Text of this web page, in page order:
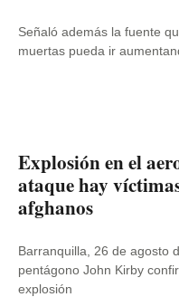
Señaló además la fuente
muertas pueda ir
Explosión en el
ataque hay
afghanos
Barranquilla, 26 de agosto
pentágono John Kirby
explosión